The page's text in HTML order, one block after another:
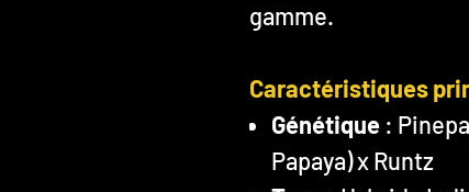
gamme.
Caractéristiques
Génétique :
Papaya) x Runtz